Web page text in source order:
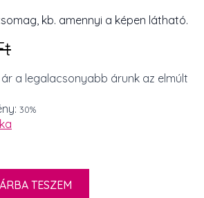
kb. amennyi a képen látható.
a legalacsonyabb árunk az elmúlt
30%
TESZEM